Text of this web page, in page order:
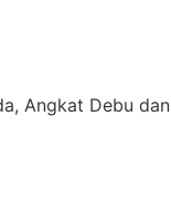
Angkat Debu dan